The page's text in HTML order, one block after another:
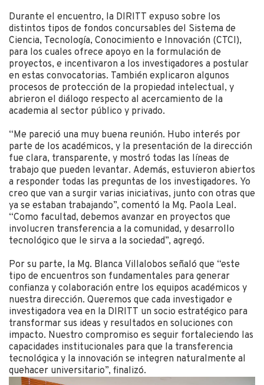
Durante el encuentro, la DIRITT expuso sobre los
distintos tipos de fondos concursables del Sistema de
Ciencia, Tecnología, Conocimiento e Innovación (CTCI),
para los cuales ofrece apoyo en la formulación de
proyectos, e incentivaron a los investigadores a postular
en estas convocatorias. También explicaron algunos
procesos de protección de la propiedad intelectual, y
abrieron el diálogo respecto al acercamiento de la
academia al sector público y privado.
“Me pareció una muy buena reunión. Hubo interés por
parte de los académicos, y la presentación de la dirección
fue clara, transparente, y mostró todas las líneas de
trabajo que pueden levantar. Además, estuvieron abiertos
a responder todas las preguntas de los investigadores. Yo
creo que van a surgir varias iniciativas, junto con otras que
ya se estaban trabajando”, comentó la Mg. Paola Leal.
“Como facultad, debemos avanzar en proyectos que
involucren transferencia a la comunidad, y desarrollo
tecnológico que le sirva a la sociedad”, agregó.
Por su parte, la Mg. Blanca Villalobos señaló que “este
tipo de encuentros son fundamentales para generar
confianza y colaboración entre los equipos académicos y
nuestra dirección. Queremos que cada investigador e
investigadora vea en la DIRITT un socio estratégico para
transformar sus ideas y resultados en soluciones con
impacto. Nuestro compromiso es seguir fortaleciendo las
capacidades institucionales para que la transferencia
tecnológica y la innovación se integren naturalmente al
quehacer universitario”, finalizó.